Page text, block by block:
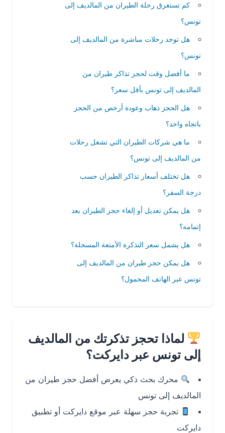
كم تستغرق رحلة الطيران من المالديف إلى
هل توجد رحلات مباشرة من المالديف إلى
ما أفضل وقت لحجز تذاكر طيران من
المالديف إلى تونس بأقل سعر؟
هل الحجز ذهاب وعودة أرخص من الحجز
باتجاه واحد؟
ما هي شركات الطيران التي تشغل رحلات
من المالديف إلى تونس؟
هل تختلف أسعار تذاكر الطيران حسب
درجة السفر؟
هل يمكن تعديل أو إلغاء حجز الطيران بعد
إتمامه؟
هل يشمل سعر التذكرة الأمتعة المسجلة؟
هل يمكن حجز طيران من المالديف إلى
تونس عبر الهاتف المحمول؟
لماذا تحجز تذكرتك من المالديف
إلى تونس عبر دايركت؟
محرك بحث ذكي يعرض أفضل حجز طيران من
المالديف إلى تونس
تجربة حجز سهلة عبر موقع دايركت أو تطبيق
دايركت